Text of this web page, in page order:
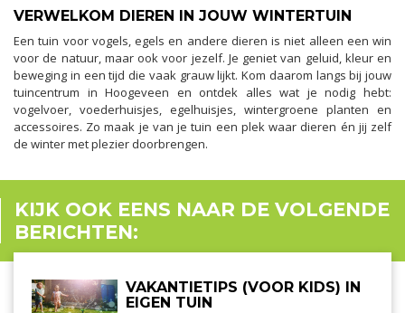
VERWELKOM DIEREN IN JOUW WINTERTUIN
Een tuin voor vogels, egels en andere dieren is niet alleen een win
voor de natuur, maar ook voor jezelf. Je geniet van geluid, kleur en
beweging in een tijd die vaak grauw lijkt. Kom daarom langs bij jouw
tuincentrum in Hoogeveen en ontdek alles wat je nodig hebt:
vogelvoer, voederhuisjes, egelhuisjes, wintergroene planten en
accessoires. Zo maak je van je tuin een plek waar dieren én jij zelf
de winter met plezier doorbrengen.
KIJK OOK EENS NAAR DE VOLGENDE
BERICHTEN:
VAKANTIETIPS (VOOR KIDS) IN
EIGEN TUIN